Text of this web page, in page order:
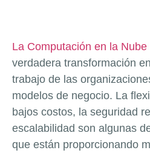
La Computación en la Nube
verdadera transformación
trabajo de las
modelos de negocio. La
bajos costos, la seguridad
escalabilidad son algunas
que están proporcionando